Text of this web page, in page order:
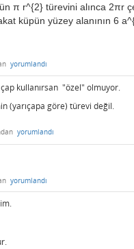
π r^{2} türevini alınca 2πr
küpün yüzey alanının 6
yorumlandı
kullanırsan "özel" olmuyor.
(yarıçapa göre) türevi değil.
yorumlandı
yorumlandı